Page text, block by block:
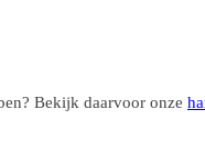
Bekijk daarvoor onze